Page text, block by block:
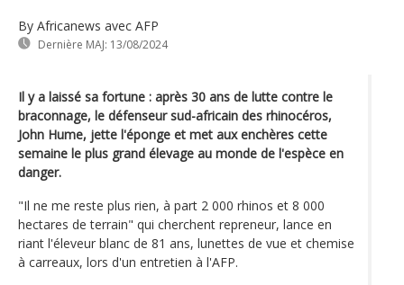
By Africanews avec AFP
Dernière MAJ: 13/08/2024
Il y a laissé sa fortune : après 30 ans de lutte contre le
braconnage, le défenseur sud-africain des rhinocéros,
John Hume, jette l'éponge et met aux enchères cette
semaine le plus grand élevage au monde de l'espèce en
danger.
"Il ne me reste plus rien, à part 2 000 rhinos et 8 000
hectares de terrain" qui cherchent repreneur, lance en
riant l'éleveur blanc de 81 ans, lunettes de vue et chemise
à carreaux, lors d'un entretien à l'AFP.